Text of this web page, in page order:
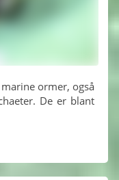
ormer, også
De er blant